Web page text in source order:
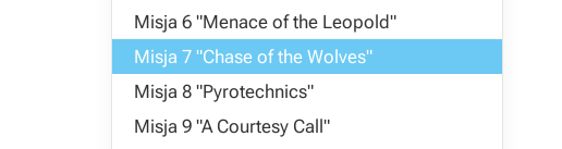
Misja 6 "Menace of the Leopold"
Misja 7 "Chase of the Wolves"
Misja 8 "Pyrotechnics"
Misja 9 "A Courtesy Call"